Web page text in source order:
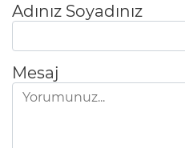
Adınız Soyadınız
Mesaj